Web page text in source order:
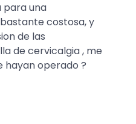
para una
costosa, y
de las
de cervicalgia , me
hayan operado ?